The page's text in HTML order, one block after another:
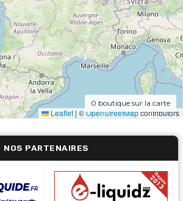
Leaflet | ©OpenStreetMapcontributors
0 boutique sur la carte
NOS PARTENAIRES